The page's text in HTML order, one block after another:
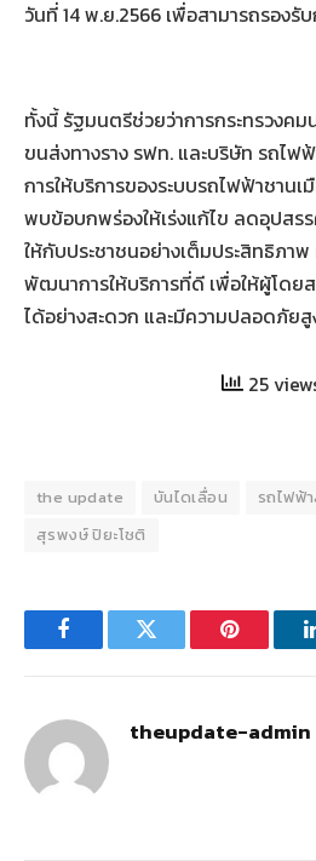
วันที่ 14 พ.ย.2566 เพื่อสามารถรองรั
ทั้งนี้ รัฐมนตรีช่วยว่าการกระทรวงค
ขนส่งทางราง รฟท. และบริษัท รถไฟ
การให้บริการของระบบรถไฟฟ้าชาน
พบข้อบกพร่องให้เร่งแก้ไข ลดอุปสร
ให้กับประชาชนอย่างเต็มประสิทธิภา
พัฒนาการให้บริการที่ดี เพื่อให้ผู้โดย
ได้อย่างสะดวก และมีความปลอดภัย
25
the update บันไดเลื่อน รถไฟฟ้
สุรพงษ์ ปิยะโชติ
FacebookTwitter Pinterest
theupdate-admin